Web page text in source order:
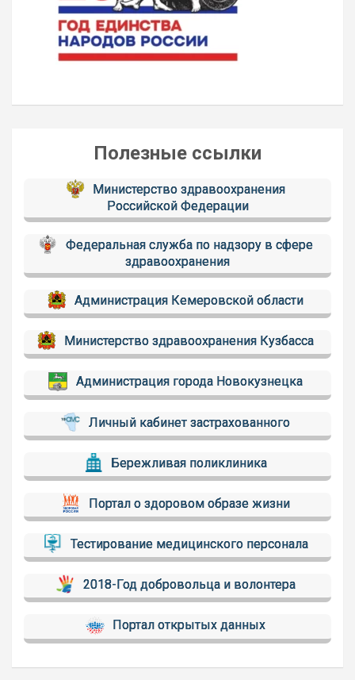
Полезные ссылки
Министерство здравоохранения
Российской Федерации
Федеральная служба по надзору в сфере
здравоохранения
Администрация Кемеровской области
Министерство здравоохранения Кузбасса
Администрация города Новокузнецка
Личный кабинет застрахованного
Бережливая поликлиника
Портал о здоровом образе жизни
Тестирование медицинского персонала
2018-Год добровольца и волонтера
Портал открытых данных